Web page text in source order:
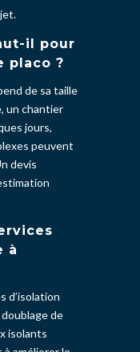
il pour
placo ?
de sa taille
un chantier
jours,
peuvent
devis
à
d’isolation
de
isolants